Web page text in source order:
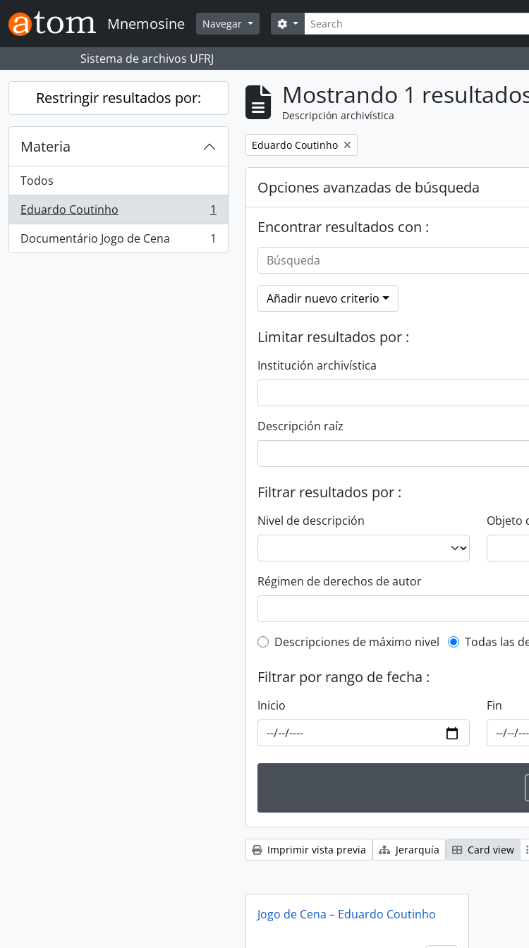
Skip to main content
Mnemosine Navegar Búsqueda
Search options
Sistema de archivos UFRJ
Restringir resultados por:
Materia
Todos
Eduardo Coutinho
, 1 resultados
1
Documentário Jogo de Cena
, 1 resultados 1
Mostrando 1
Descripción archivística
Remove filter:
Eduardo Coutinho
Opciones avanzadas de búsqueda
Encontrar resultados con :
Añadir nuevo criterio
Limitar resultados por :
Institución archivística
Descripción raíz
Filtrar resultados por :
Nivel de descripción Objeto
Régimen de derechos de autor
Top-level description filter
Descripciones de máximo nivel Todas las
Filtrar por rango de fecha :
Inicio Fin
Imprimir vista previa Jerarquía Card view
Jogo de Cena – Eduardo Coutinho